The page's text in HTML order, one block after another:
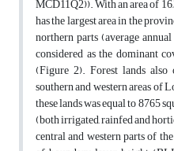
MCD11Q2)). With an area of
has the largest area in the
northern parts (average
considered as the dominant
(Figure 2). Forest lands
southern and western areas of
these lands was equal to 8765
(both irrigated, rainfed and
central and western parts of